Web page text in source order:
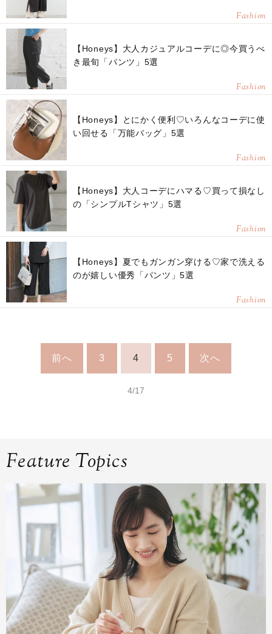
Fashion
【Honeys】大人カジュアルコーデに◎今買うべ
き最旬「パンツ」5選
Fashion
【Honeys】とにかく便利♡いろんなコーデに使
い回せる「万能バッグ」5選
Fashion
【Honeys】大人コーデにハマる♡買って損なし
の「シンプルTシャツ」5選
Fashion
【Honeys】夏でもガンガン穿ける♡家で洗える
のが嬉しい優秀「パンツ」5選
Fashion
前へ 3 4 5 次へ
4/17
Feature Topics